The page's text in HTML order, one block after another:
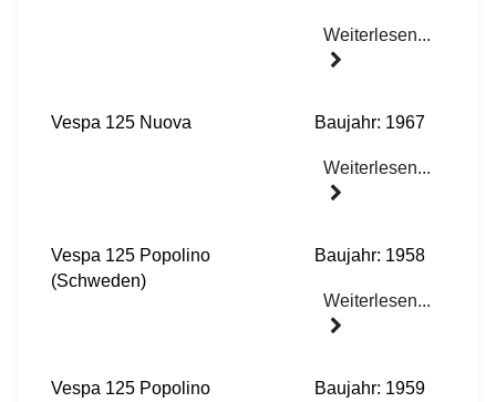
Weiterlesen...
Vespa 125 Nuova Baujahr: 1967
Weiterlesen...
Vespa 125 Popolino
(Schweden)
Baujahr: 1958
Weiterlesen...
Vespa 125 Popolino
Baujahr: 1959